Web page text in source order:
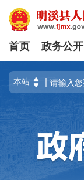
首页 政务公开